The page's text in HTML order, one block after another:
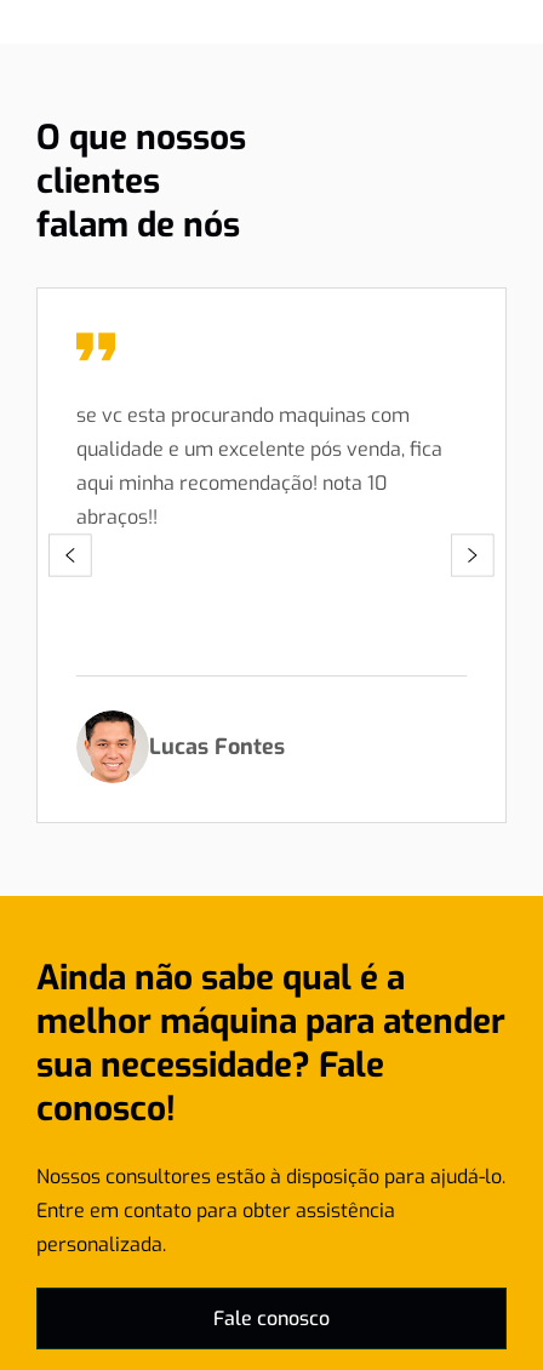
O que nossos
clientes
falam de nós
se vc esta procurando maquinas com
qualidade e um excelente pós venda, fica
aqui minha recomendação! nota 10
abraços!!
Lucas Fontes
Ainda não sabe qual é a
melhor máquina para atender
sua necessidade? Fale
conosco!
Nossos consultores estão à disposição para ajudá-lo.
Entre em contato para obter assistência
personalizada.
Fale conosco